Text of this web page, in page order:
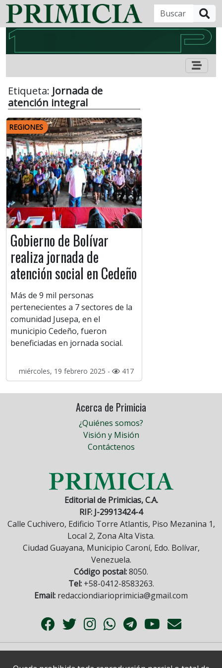
Etiqueta: Jornada de
atención integral
REGIONES
Gobierno de Bolívar
realiza jornada de
atención social en Cedeño
Más de 9 mil personas
pertenecientes a 7 sectores de la
comunidad Jusepa, en el
municipio Cedeño, fueron
beneficiadas en jornada social.
miércoles, 19 febrero 2025 - 417
Acerca de Primicia
¿Quiénes somos?
Visión y Misión
Contáctenos
Editorial de Primicias, C.A.
RIF: J-29913424-4
Calle Cuchivero, Edificio Torre Atlantis, Piso Mezanina 1,
Local 2, Zona Alta Vista.
Ciudad Guayana, Municipio Caroní, Edo. Bolívar,
Venezuela.
Código postal:8050.
Tel:+58-0412-8583263.
Email: redacciondiarioprimicia@gmail.com